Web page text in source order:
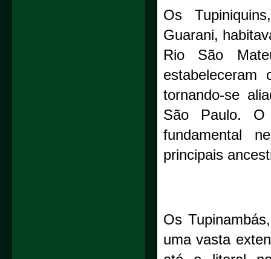
Os
Guarani,
Rio São
estabeleceram
tornando-se
São Paulo. O
fundamental
principais
Os
uma vasta